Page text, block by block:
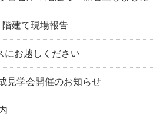
建て現場報告
にお越しください
見学会開催のお知らせ